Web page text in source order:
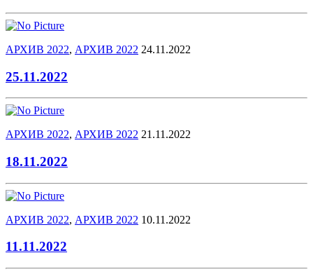
АРХИВ 2022, АРХИВ 2022 24.11.2022
25.11.2022
АРХИВ 2022, АРХИВ 2022 21.11.2022
18.11.2022
АРХИВ 2022, АРХИВ 2022 10.11.2022
11.11.2022